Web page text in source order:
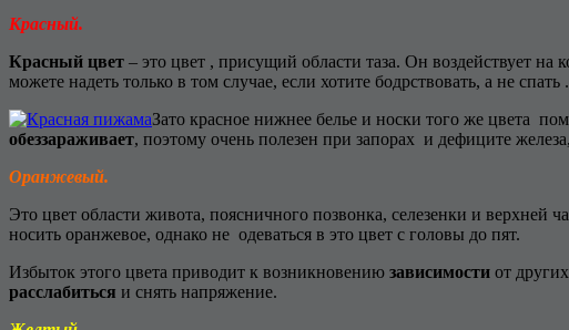
Красный.
Красный цвет – это цвет , присущий области таза. Он воздействует
можете надеть только в том случае, если хотите бодрствовать, а не спать .
Зато красное нижнее белье и носки того же цвета
обеззараживает, поэтому очень полезен при запорах и дефиците
Оранжевый.
Это цвет области живота, поясничного позвонка, селезенки и верхней
носить оранжевое, однако не одеваться в это цвет с головы до пят.
Избыток этого цвета приводит к возникновению зависимости от
расслабиться и снять напряжение.